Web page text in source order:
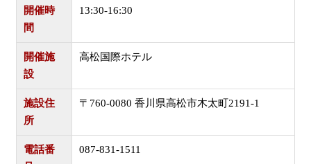
開催時
間
13:30-16:30
開催施
設
高松国際ホテル
施設住
所
〒760-0080 香川県高松市木太町2191-1
電話番
087-831-1511